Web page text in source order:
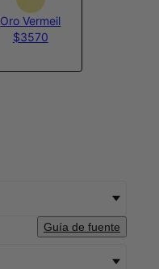
Oro Vermeil
$3570
Guía de fuente